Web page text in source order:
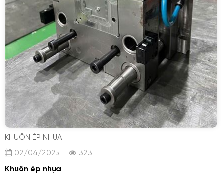
KHUÔN ÉP NHỰA
02/04/2025
323
Khuôn ép nhựa